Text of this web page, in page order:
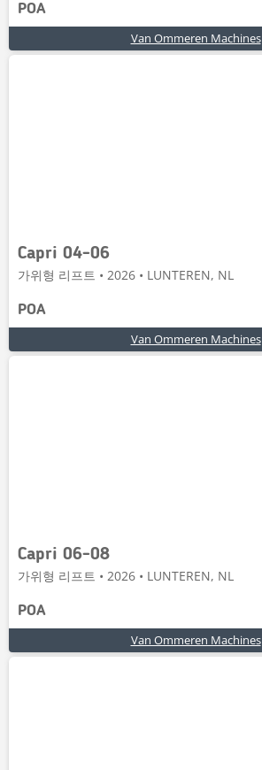
POA
Van Ommeren Machines
Capri 04-06
가위형 리프트 • 2026 • LUNTEREN, NL
POA
Van Ommeren Machines
Capri 06-08
가위형 리프트 • 2026 • LUNTEREN, NL
POA
Van Ommeren Machines